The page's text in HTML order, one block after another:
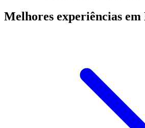
Melhores experiências em